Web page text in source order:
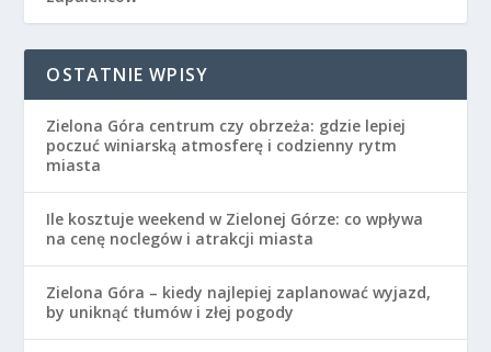
OSTATNIE WPISY
Zielona Góra centrum czy obrzeża: gdzie lepiej
poczuć winiarską atmosferę i codzienny rytm
miasta
Ile kosztuje weekend w Zielonej Górze: co wpływa
na cenę noclegów i atrakcji miasta
Zielona Góra – kiedy najlepiej zaplanować wyjazd,
by uniknąć tłumów i złej pogody